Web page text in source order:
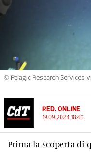
© Pelagic Research Services
RED. ONLINE
19.09.2024 18:45
Prima la scoperta di